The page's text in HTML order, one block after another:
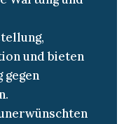
und bieten
gegen